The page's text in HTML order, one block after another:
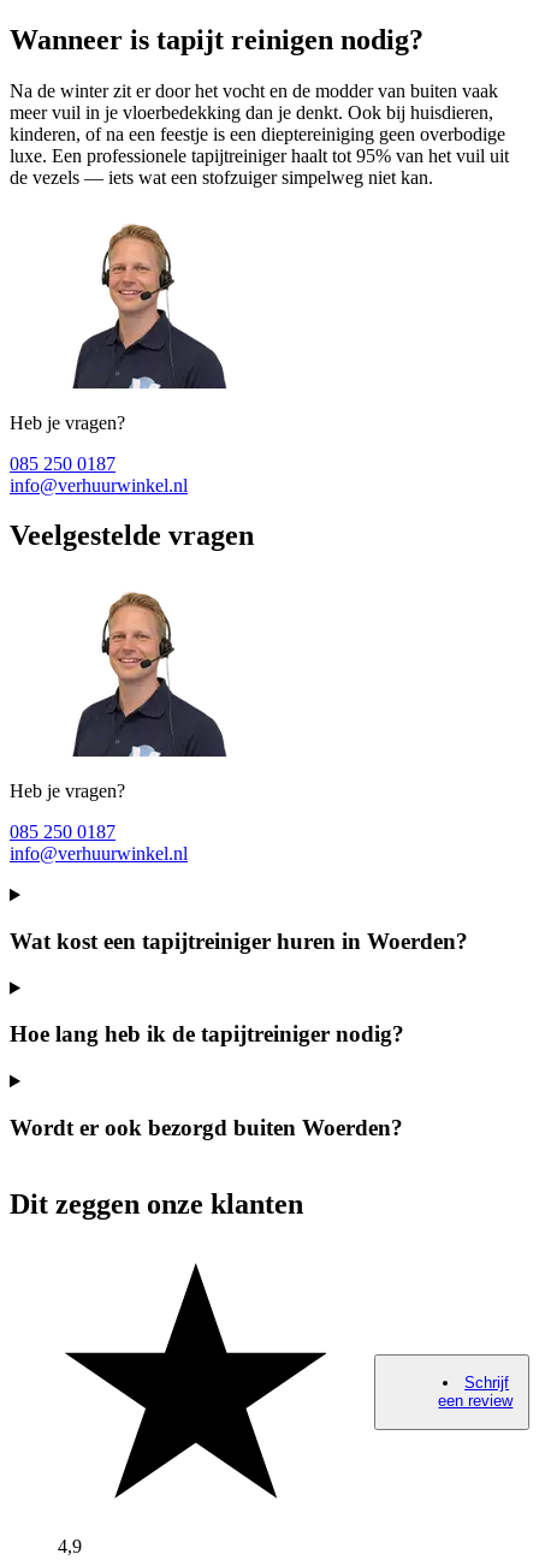
Wanneer is tapijt reinigen nodig?
Na de winter zit er door het vocht en de modder van buiten vaak
meer vuil in je vloerbedekking dan je denkt. Ook bij huisdieren,
kinderen, of na een feestje is een dieptereiniging geen overbodige
luxe. Een professionele tapijtreiniger haalt tot 95% van het vuil uit
de vezels — iets wat een stofzuiger simpelweg niet kan.
Heb je vragen?
085 250 0187
info@verhuurwinkel.nl
Veelgestelde vragen
Heb je vragen?
085 250 0187
info@verhuurwinkel.nl
Wat kost een tapijtreiniger huren in Woerden?
Hoe lang heb ik de tapijtreiniger nodig?
Wordt er ook bezorgd buiten Woerden?
Dit zeggen onze klanten
4,9
Schrijf
een review